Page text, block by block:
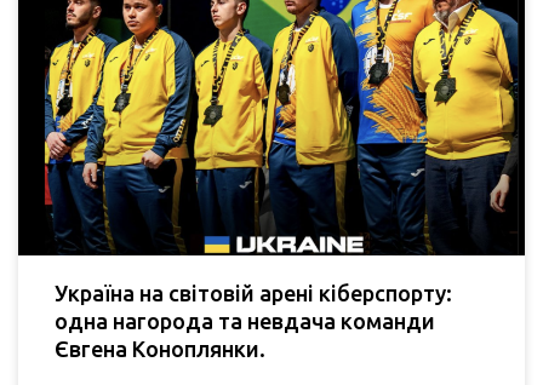
Україна на світовій арені кіберспорту:
одна нагорода та невдача команди
Євгена Коноплянки.